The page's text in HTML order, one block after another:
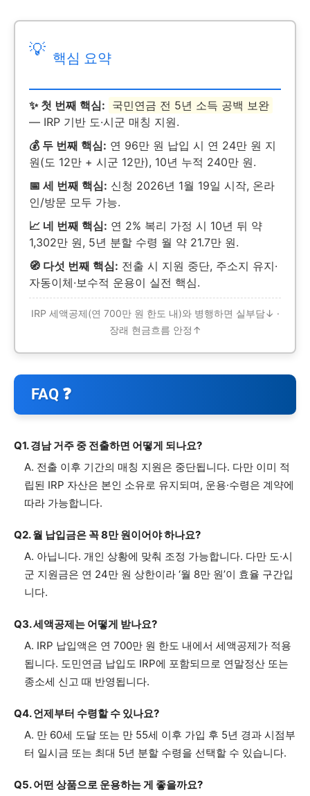
💡 핵심 요약
✨ 첫 번째 핵심: 국민연금 전 5년 소득 공백 보완
— IRP 기반 도·시군 매칭 지원.
💰 두 번째 핵심: 연 96만 원 납입 시 연 24만 원 지
원(도 12만 + 시군 12만), 10년 누적 240만 원.
📅 세 번째 핵심: 신청 2026년 1월 19일 시작, 온라
인/방문 모두 가능.
📈 네 번째 핵심: 연 2% 복리 가정 시 10년 뒤 약
1,302만 원, 5년 분할 수령 월 약 21.7만 원.
🧭 다섯 번째 핵심: 전출 시 지원 중단, 주소지 유지·
자동이체·보수적 운용이 실전 핵심.
IRP 세액공제(연 700만 원 한도 내)와 병행하면 실부담↓ ·
장래 현금흐름 안정↑
FAQ ❓
Q1. 경남 거주 중 전출하면 어떻게 되나요?
A. 전출 이후 기간의 매칭 지원은 중단됩니다. 다만 이미 적
립된 IRP 자산은 본인 소유로 유지되며, 운용·수령은 계약에
따라 가능합니다.
Q2. 월 납입금은 꼭 8만 원이어야 하나요?
A. 아닙니다. 개인 상황에 맞춰 조정 가능합니다. 다만 도·시
군 지원금은 연 24만 원 상한이라 ‘월 8만 원’이 효율 구간입
니다.
Q3. 세액공제는 어떻게 받나요?
A. IRP 납입액은 연 700만 원 한도 내에서 세액공제가 적용
됩니다. 도민연금 납입도 IRP에 포함되므로 연말정산 또는
종소세 신고 때 반영됩니다.
Q4. 언제부터 수령할 수 있나요?
A. 만 60세 도달 또는 만 55세 이후 가입 후 5년 경과 시점부
터 일시금 또는 최대 5년 분할 수령을 선택할 수 있습니다.
Q5. 어떤 상품으로 운용하는 게 좋을까요?